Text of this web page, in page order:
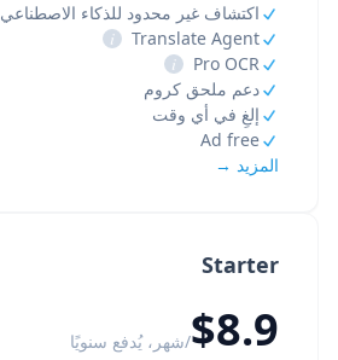
Starter
$8.9/شهر، يُدفع سنويًا
اكتشاف غير محدود للذكاء الاصطناعي
Translate Agent
i
Pro OCR
i
دعم ملحق كروم
إلغِ في أي وقت
Ad free
المزيد →